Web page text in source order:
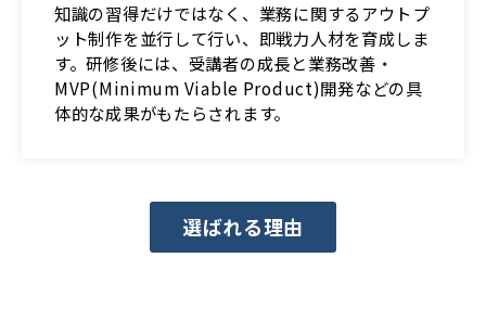
知識の習得だけではなく、業務に関するアウトプ
ット制作を並行して行い、即戦力人材を育成しま
す。研修後には、受講者の成長と業務改善・
MVP(Minimum Viable Product)開発などの具
体的な成果がもたらされます。
選ばれる理由